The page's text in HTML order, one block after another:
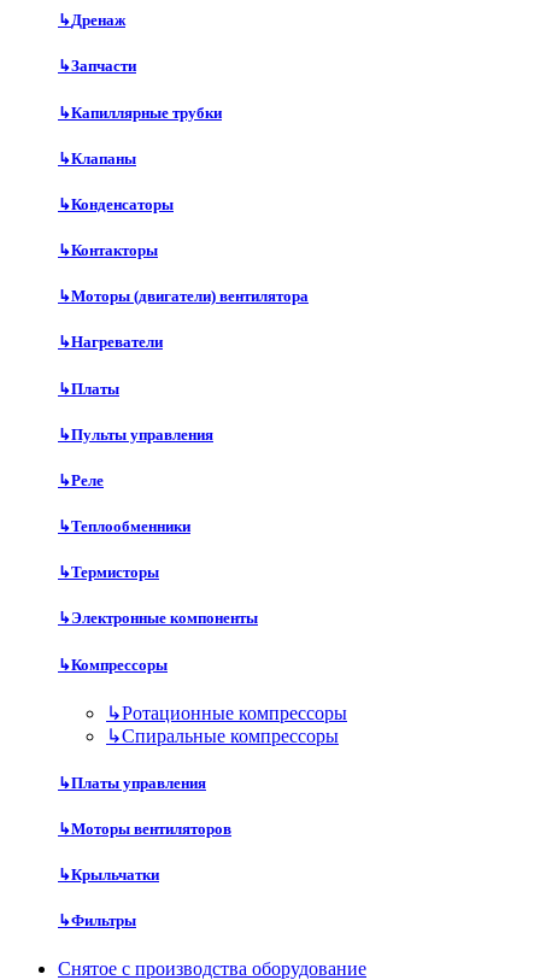
↳Дренаж
↳Запчасти
↳Капиллярные трубки
↳Клапаны
↳Конденсаторы
↳Контакторы
↳Моторы (двигатели) вентилятора
↳Нагреватели
↳Платы
↳Пульты управления
↳Реле
↳Теплообменники
↳Термисторы
↳Электронные компоненты
↳Компрессоры
↳Ротационные компрессоры
↳Спиральные компрессоры
↳Платы управления
↳Моторы вентиляторов
↳Крыльчатки
↳Фильтры
Снятое с производства оборудование